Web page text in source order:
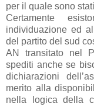
per il quale sono
Certamente
individuazione ed
del partito del sud
AN transitato nel
spediti anche se
dichiarazioni
merito alla
nella logica della